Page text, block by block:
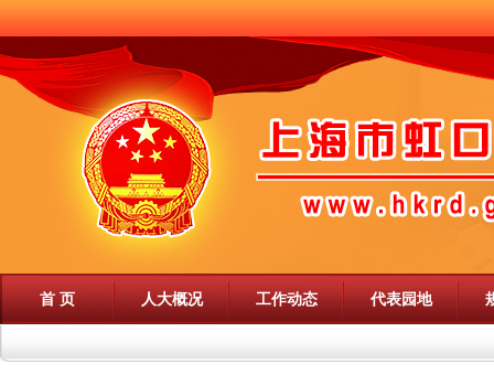
首 页 人大概况 工作动态 代表园地